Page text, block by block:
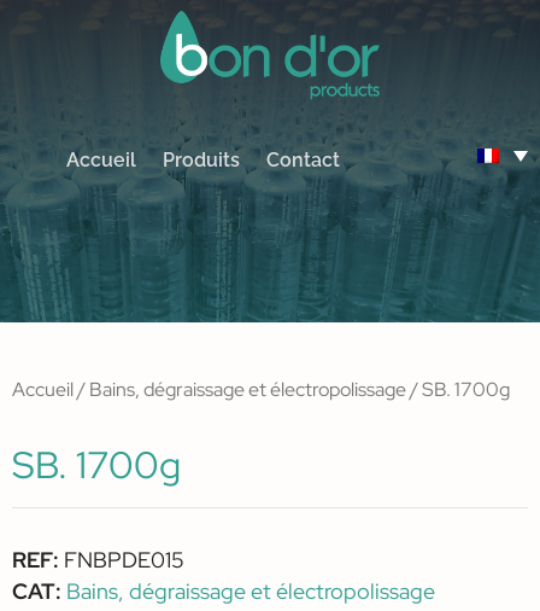
Accueil Produits Contact
Accueil/Bains, dégraissage et électropolissage/ SB. 1700g
SB. 1700g
REF: FNBPDE015
CAT: Bains, dégraissage et électropolissage